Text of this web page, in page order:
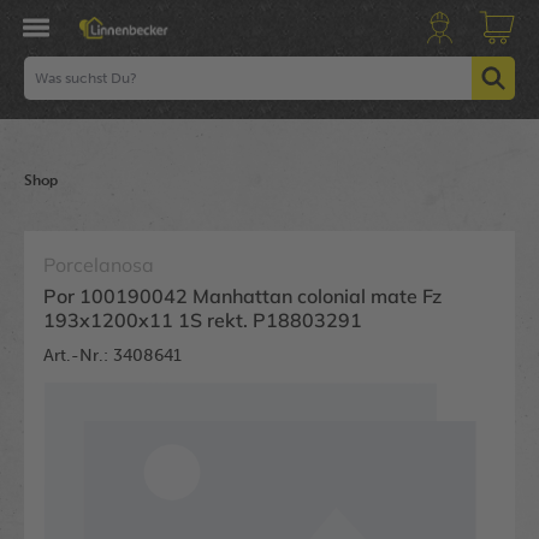
Shop
Porcelanosa
Por 100190042 Manhattan colonial mate Fz
193x1200x11 1S rekt. P18803291
Art.-Nr.: 3408641